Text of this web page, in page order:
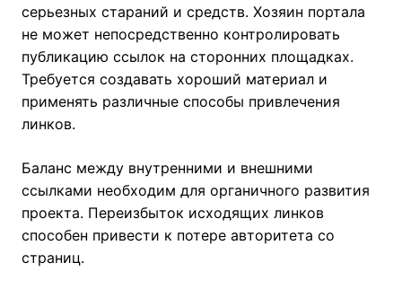
серьезных стараний и средств. Хозяин портала
не может непосредственно контролировать
публикацию ссылок на сторонних площадках.
Требуется создавать хороший материал и
применять различные способы привлечения
линков.
Баланс между внутренними и внешними
ссылками необходим для органичного развития
проекта. Переизбыток исходящих линков
способен привести к потере авторитета со
страниц.